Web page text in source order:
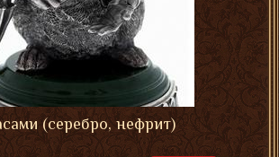
(серебро, нефрит)